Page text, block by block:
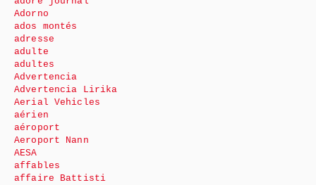
Adorno
ados montés
adresse
adulte
adultes
Advertencia
Advertencia Lirika
Aerial Vehicles
aérien
aéroport
Aeroport Nann
AESA
affables
affaire Battisti